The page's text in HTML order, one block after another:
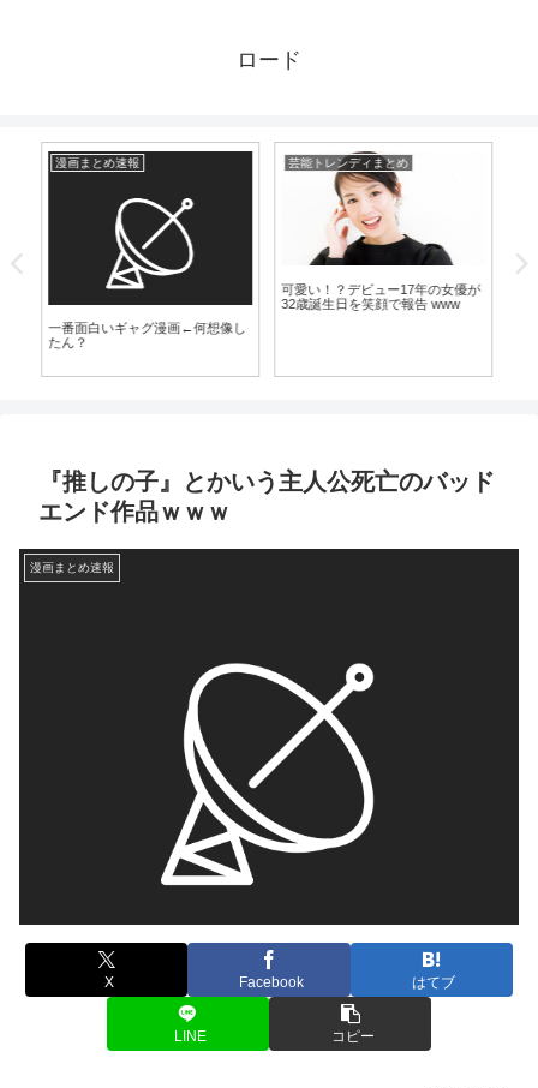
ロード
漫画まとめ速報
一番面白いギャグ漫画←何想像し
たん？
芸能トレンディまとめ
可愛い！？デビュー17年の女優が
32歳誕生日を笑顔で報告 www
『推しの子』とかいう主人公死亡のバッド
エンド作品ｗｗｗ
漫画まとめ速報
X Facebook はてブ
LINE コピー